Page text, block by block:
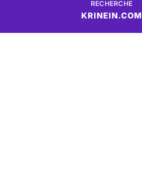
RECHERCHE
KRINEIN.COM